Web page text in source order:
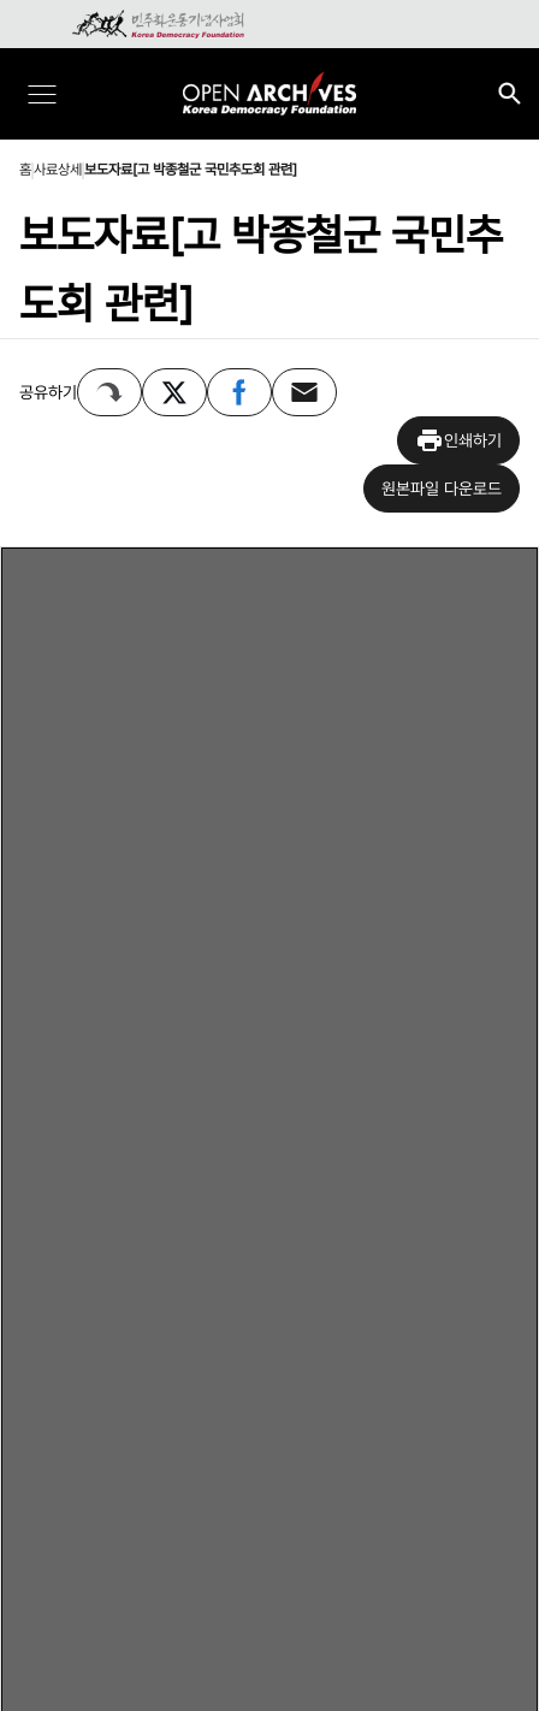
홈사료상세 보도자료[고 박종철군 국민추도회 관련]
보도자료[고 박종철군 국민추
도회 관련]
공유하기
인쇄하기
원본파일 다운로드